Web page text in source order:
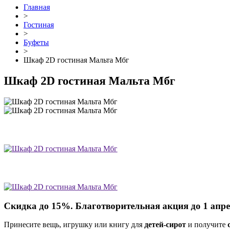
Главная
>
Гостиная
>
Буфеты
>
Шкаф 2D гостиная Мальта Мбг
Шкаф 2D гостиная Мальта Мбг
Скидка до 15%. Благотворительная акция до 1
Принесите вещь, игрушку или книгу для детей-сирот и получите